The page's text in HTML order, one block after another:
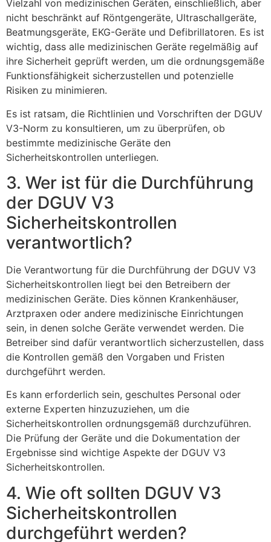
Vielzahl von medizinischen Geräten, einschließlich, aber
nicht beschränkt auf Röntgengeräte, Ultraschallgeräte,
Beatmungsgeräte, EKG-Geräte und Defibrillatoren. Es ist
wichtig, dass alle medizinischen Geräte regelmäßig auf
ihre Sicherheit geprüft werden, um die ordnungsgemäße
Funktionsfähigkeit sicherzustellen und potenzielle
Risiken zu minimieren.
Es ist ratsam, die Richtlinien und Vorschriften der DGUV
V3-Norm zu konsultieren, um zu überprüfen, ob
bestimmte medizinische Geräte den
Sicherheitskontrollen unterliegen.
3. Wer ist für die Durchführung
der DGUV V3
Sicherheitskontrollen
verantwortlich?
Die Verantwortung für die Durchführung der DGUV V3
Sicherheitskontrollen liegt bei den Betreibern der
medizinischen Geräte. Dies können Krankenhäuser,
Arztpraxen oder andere medizinische Einrichtungen
sein, in denen solche Geräte verwendet werden. Die
Betreiber sind dafür verantwortlich sicherzustellen, dass
die Kontrollen gemäß den Vorgaben und Fristen
durchgeführt werden.
Es kann erforderlich sein, geschultes Personal oder
externe Experten hinzuzuziehen, um die
Sicherheitskontrollen ordnungsgemäß durchzuführen.
Die Prüfung der Geräte und die Dokumentation der
Ergebnisse sind wichtige Aspekte der DGUV V3
Sicherheitskontrollen.
4. Wie oft sollten DGUV V3
Sicherheitskontrollen
durchgeführt werden?